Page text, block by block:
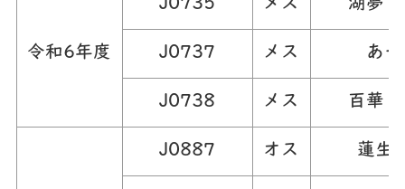
令和6年度
J0735 メス 湖夢
J0737 メス あ
J0738 メス 百華
J0887 オス 蓮生